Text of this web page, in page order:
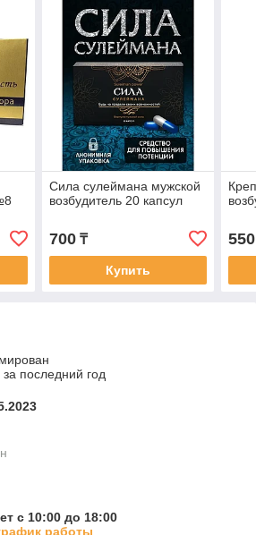
Сила сулеймана мужской
возбудитель 20 капсул
700₸
Купить
550
последний год
с 10:00 до 18:00
работы